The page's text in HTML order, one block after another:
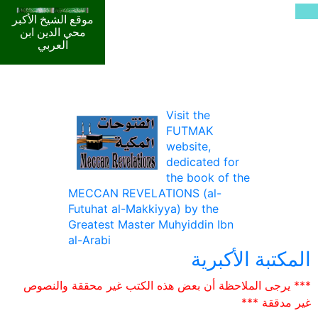
موقع الشيخ الأكبر
محي الدين ابن
العربي
Visit the
FUTMAK
website,
dedicated for
the book of the
MECCAN REVELATIONS (al-
Futuhat al-Makkiyya) by the
Greatest Master Muhyiddin Ibn
al-Arabi
المكتبة الأكبرية
*** يرجى الملاحظة أن بعض هذه الكتب غير محققة والنصوص
غير مدققة ***